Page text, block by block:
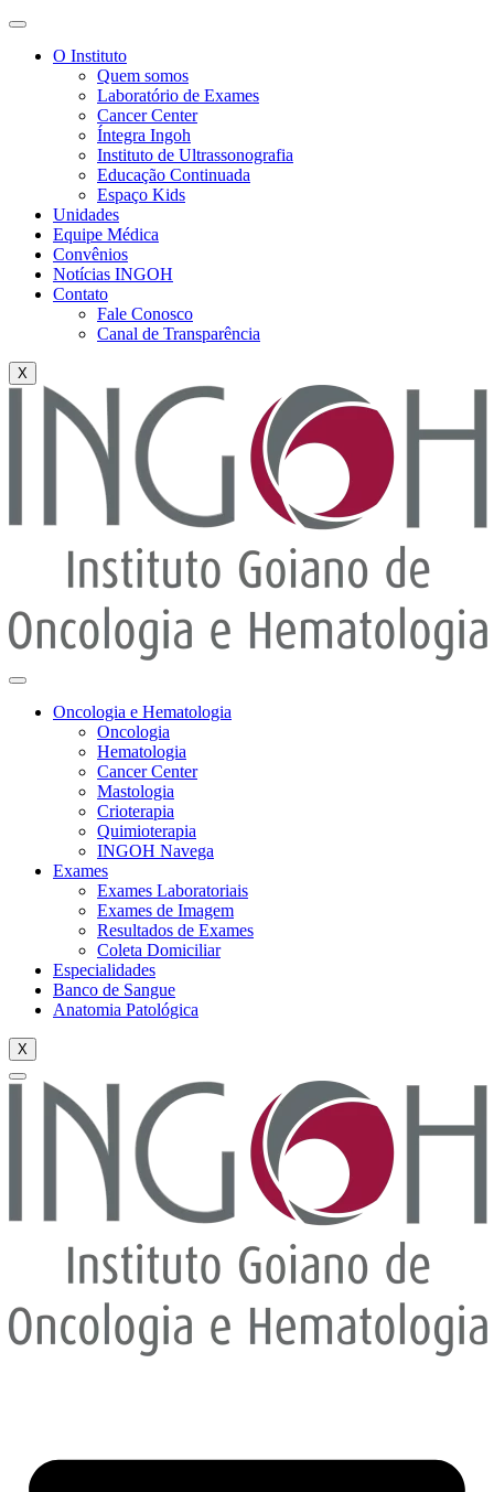
O Instituto
Quem somos
Laboratório de Exames
Cancer Center
Íntegra Ingoh
Instituto de Ultrassonografia
Educação Continuada
Espaço Kids
Unidades
Equipe Médica
Convênios
Notícias INGOH
Contato
Fale Conosco
Canal de Transparência
X
Oncologia e Hematologia
Oncologia
Hematologia
Cancer Center
Mastologia
Crioterapia
Quimioterapia
INGOH Navega
Exames
Exames Laboratoriais
Exames de Imagem
Resultados de Exames
Coleta Domiciliar
Especialidades
Banco de Sangue
Anatomia Patológica
X